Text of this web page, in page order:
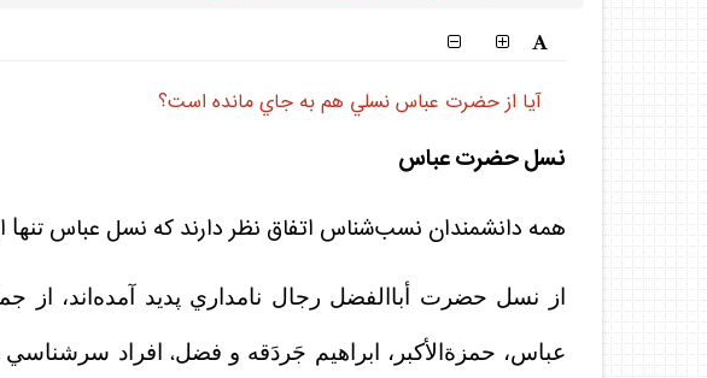
آيا از حضرت عباس نسلي هم به جاي مانده است؟
نسل حضرت عباس
همه دانشمندان نسب‌شناس اتفاق نظر دارند كه نسل عباس تنها
از نسل حضرت أباالفضل رجال نامداري پديد آمده‌اند، از
عباس، حمز ة‌ا لأكبر، ابراهيم جَردَقه و فضل، افراد سرشناسي